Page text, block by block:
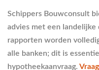
Schippers Bouwconsult
advies met een landelijke
rapporten worden
alle banken; dit is
hypotheekaanvraag.